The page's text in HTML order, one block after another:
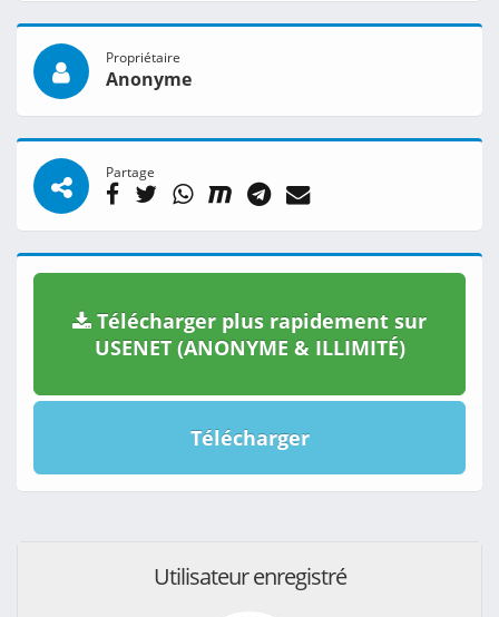
Propriétaire
Anonyme
Partage
Télécharger plus rapidement sur
USENET (ANONYME & ILLIMITÉ)
Télécharger
Utilisateur enregistré